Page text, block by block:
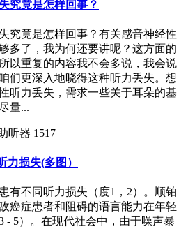
究竟是怎样回事？
究竟是怎样回事？有关感音神经性
多了，我为何还要讲呢？这方面的
以重复的内容我不会多说，我会说
们更深入地晓得这种听力丢失。想
听力丢失，需求一些关于耳朵的基
量...
听器 1517
力损失(多图）
有不同听力损失（度1，2）。顺铂
癌症患者和阻碍的语言能力在年轻
- 5）。在现代社会中，由于噪声暴